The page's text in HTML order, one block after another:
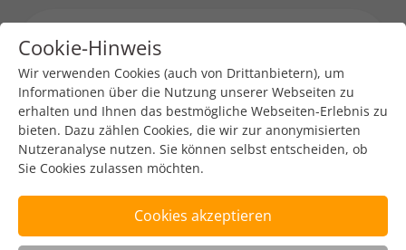
Cookie-Hinweis
Wir verwenden Cookies (auch von Drittanbietern), um
Informationen über die Nutzung unserer Webseiten zu
erhalten und Ihnen das bestmögliche Webseiten-Erlebnis zu
bieten. Dazu zählen Cookies, die wir zur anonymisierten
Nutzeranalyse nutzen. Sie können selbst entscheiden, ob
Sie Cookies zulassen möchten.
Cookies akzeptieren